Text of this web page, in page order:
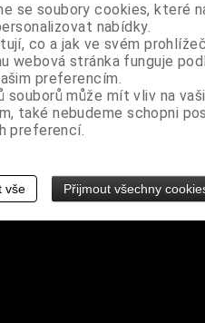
se soubory cookies, které
nabídky.
co a jak ve svém
webová stránka funguje
preferencím.
může mít vliv na
také nebudeme schopni
preferencí.
vše Přijmout všechny